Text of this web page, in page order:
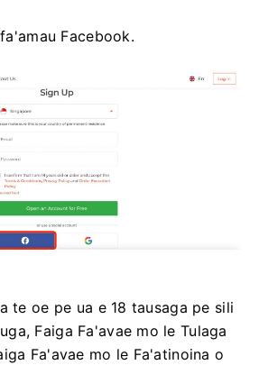
Facebook.
te oe pe ua e 18 tausaga pe sili
Faiga Fa'avae mo le Tulaga
Fa'avae mo le Fa'atinoina o